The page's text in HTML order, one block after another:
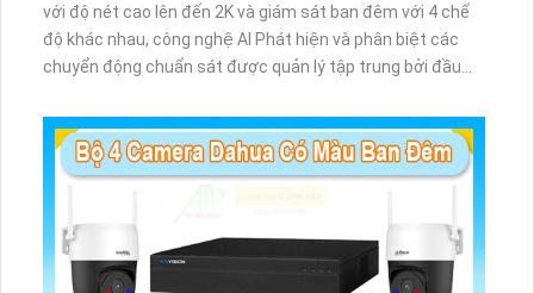
với độ nét cao lên đến 2K và giám sát ban đêm với 4 chế
độ khác nhau, công nghệ AI Phát hiện và phân biệt các
chuyển động chuẩn sát được quản lý tập trung bởi đầu